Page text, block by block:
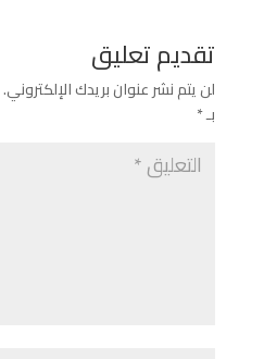
تقديم تعليق
لن يتم نشر عنوان بريدك الإلكتروني.
بـ*